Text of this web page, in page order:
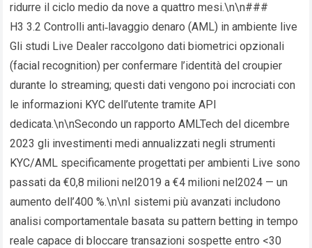
ridurre il ciclo medio da nove a quattro mesi.\n\n###
H3 3.2 Controlli anti‑lavaggio denaro (AML) in ambiente live
Gli studi Live Dealer raccolgono dati biometrici opzionali
(facial recognition) per confermare l’identità del croupier
durante lo streaming; questi dati vengono poi incrociati con
le informazioni KYC dell’utente tramite API
dedicata.\n\nSecondo un rapporto AMLTech del dicembre
2023 gli investimenti medi annualizzati negli strumenti
KYC/AML specificamente progettati per ambienti Live sono
passati da €0,8 milioni nel​2019 a €4 milioni nel​2024 — un
aumento dell’​400 %.\n\nI sistemi più avanzati includono
analisi comportamentale basata su pattern betting in tempo
reale capace di bloccare transazioni sospette entro <30